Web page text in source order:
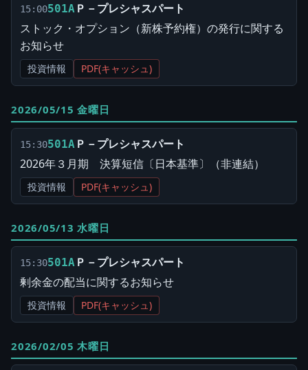
15:00501A Ｐ－プレシャスパート
ストック・オプション（新株予約権）の発行に関する
お知らせ
投資情報 PDF(キャッシュ)
2026/05/15 金曜日
15:30501A Ｐ－プレシャスパート
2026年３月期 決算短信〔日本基準〕（非連結）
投資情報 PDF(キャッシュ)
2026/05/13 水曜日
15:30501A Ｐ－プレシャスパート
剰余金の配当に関するお知らせ
投資情報 PDF(キャッシュ)
2026/02/05 木曜日